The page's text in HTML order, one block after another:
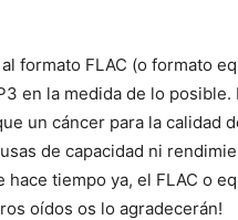
formato FLAC (o formato
en la medida de lo posible.
un cáncer para la calidad
de capacidad ni
tiempo ya, el FLAC o
oídos os lo agradecerán!